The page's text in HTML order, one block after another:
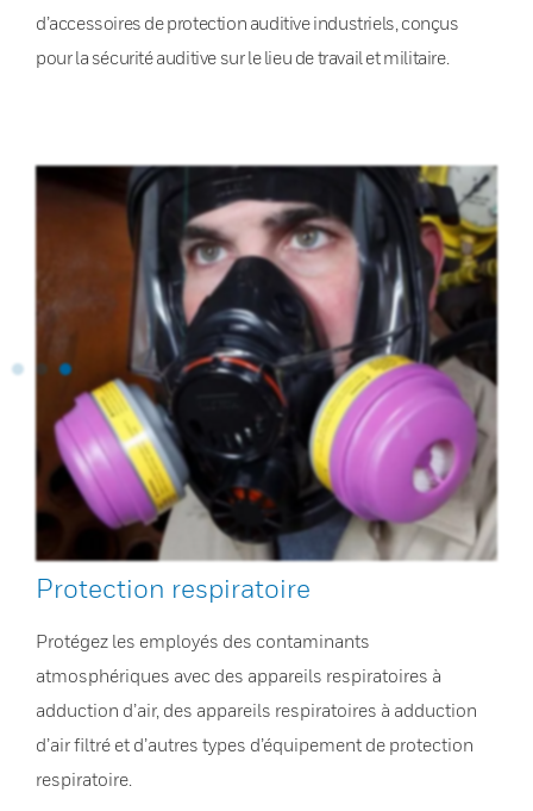
d’accessoires de protection auditive industriels, conçus
pour la sécurité auditive sur le lieu de travail et militaire.
Protection respiratoire
Protégez les employés des contaminants
atmosphériques avec des appareils respiratoires à
adduction d’air, des appareils respiratoires à adduction
d’air filtré et d’autres types d’équipement de protection
respiratoire.